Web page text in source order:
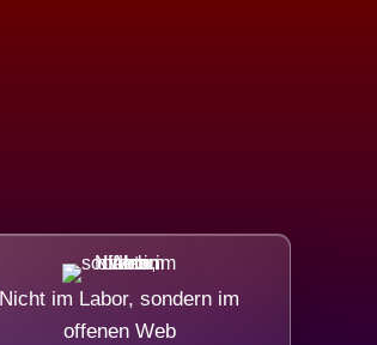
Nicht im Labor, sondern im
offenen Web